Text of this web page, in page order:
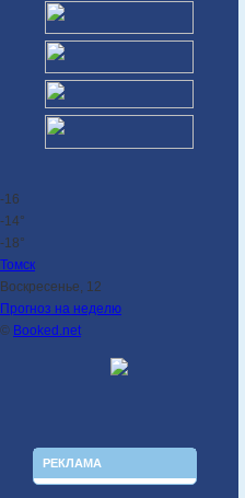
-16
-14°
-18°
Томск
Воскресенье, 12
Прогноз на неделю
© Booked.net
РЕКЛАМА